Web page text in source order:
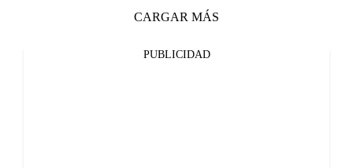
CARGAR MÁS
PUBLICIDAD